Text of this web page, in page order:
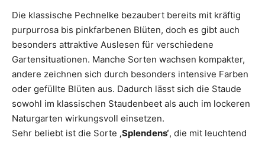
Die klassische Pechnelke bezaubert bereits mit kräftig
purpurrosa bis pinkfarbenen Blüten, doch es gibt auch
besonders attraktive Auslesen für verschiedene
Gartensituationen. Manche Sorten wachsen kompakter,
andere zeichnen sich durch besonders intensive Farben
oder gefüllte Blüten aus. Dadurch lässt sich die Staude
sowohl im klassischen Staudenbeet als auch im lockeren
Naturgarten wirkungsvoll einsetzen.
Sehr beliebt ist die Sorte ‚Splendens‘, die mit leuchtend